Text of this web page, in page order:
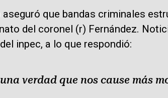
que bandas criminales
del coronel (r) Fernández.
inpec, a lo que respondió:
verdad que nos cause más